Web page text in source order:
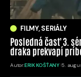
FILMY, SERIÁLY
Posledná časť 3.
draka prekvapí
Autor:ERIK KOŠŤANY 5.